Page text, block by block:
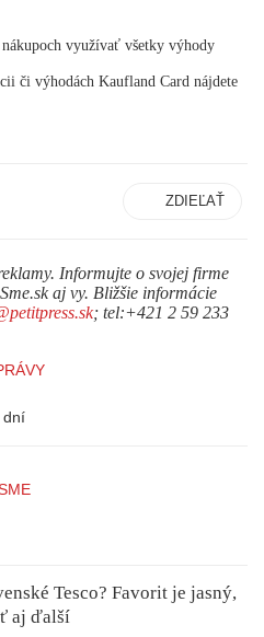
využívať všetky výhody
či výhodách Kaufland Card nájdete
ZDIEĽAŤ
Informujte o svojej firme
aj vy. Bližšie informácie
; tel:+421 2 59 233
dní
Tesco? Favorit je jasný,
aj ďalší